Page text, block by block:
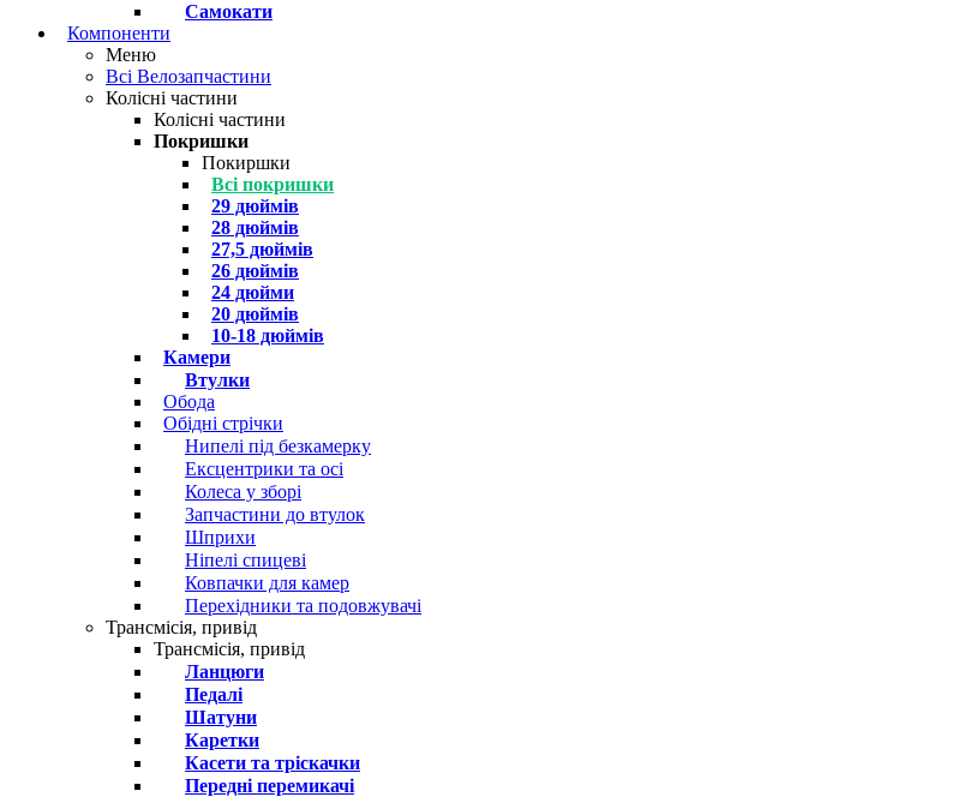
Самокати
Компоненти
Меню
Всі Велозапчастини
Колісні частини
Колісні частини
Покришки
Покиршки
Всі покришки
29 дюймів
28 дюймів
27,5 дюймів
26 дюймів
24 дюйми
20 дюймів
10-18 дюймів
Камери
Втулки
Обода
Обідні стрічки
Нипелі під безкамерку
Ексцентрики та осі
Колеса у зборі
Запчастини до втулок
Шприхи
Ніпелі спицеві
Ковпачки для камер
Перехідники та подовжувачі
Трансмісія, привід
Трансмісія, привід
Ланцюги
Педалі
Шатуни
Каретки
Касети та тріскачки
Передні перемикачі